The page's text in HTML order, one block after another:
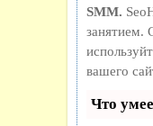
SMM.
занятием.
вашего
Что